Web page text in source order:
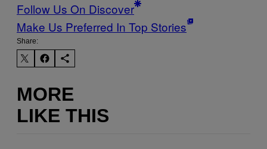
Follow Us On Discover
Make Us Preferred In Top Stories
Share:
MORE
LIKE THIS